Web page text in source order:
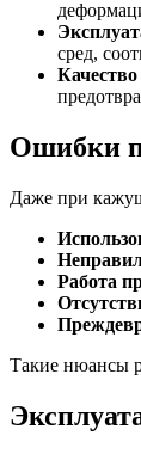
сред,
Ошибки
Даже при
Работа
Такие нюансы